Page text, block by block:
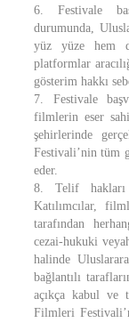
6. Festivale
durumunda,
yüz yüze hem
platformlar
gösterim hakkı
7. Festivale
filmlerin eser
şehirlerinde
Festivali’nin tüm
eder.
8. Telif hakları
Katılımcılar,
tarafından
cezai-hukuki
halinde
bağlantılı
açıkça kabul ve
Filmleri